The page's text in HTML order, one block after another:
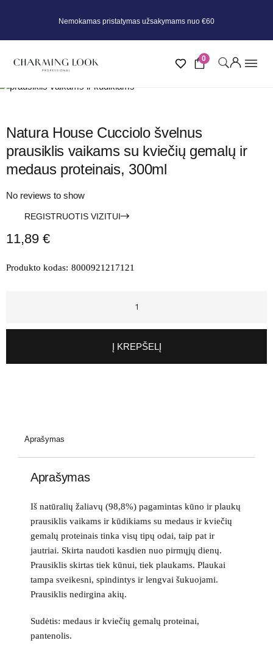
Nemokamas pristatymas užsakymams nuo €60
0
Natura House Cucciolo švelnus
prausiklis vaikams su kviečių gemalų ir
medaus proteinais, 300ml
No reviews to show
REGISTRUOTIS VIZITUI
11,89 €
Produkto kodas: 8000921217121
Į KREPŠELĮ
Aprašymas
Aprašymas
Iš natūralių žaliavų (98,8%) pagamintas kūno ir plaukų
prausiklis vaikams ir kūdikiams su medaus ir kviečių
gemalų proteinais tinka visų tipų odai, taip pat ir
jautriai. Skirta naudoti kasdien nuo pirmųjų dienų.
Prausiklis skirtas tiek kūnui, tiek plaukams. Plaukai
tampa sveikesni, spindintys ir lengvai šukuojami.
Prausiklis nedirgina akių.
Sudėtis: medaus ir kviečių gemalų proteinai,
pantenolis.